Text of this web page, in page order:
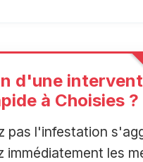
d'une
à Choisies ?
pas l'infestation
immédiatement les